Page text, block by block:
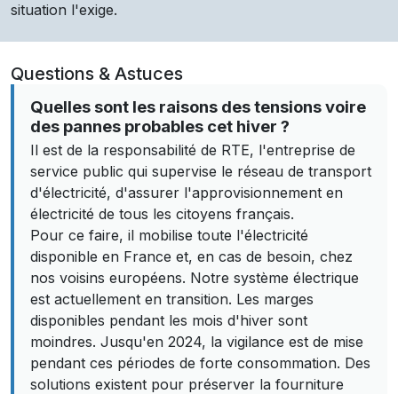
situation l'exige.
Questions & Astuces
Quelles sont les raisons des tensions voire
des pannes probables cet hiver ?
Il est de la responsabilité de RTE, l'entreprise de
service public qui supervise le réseau de transport
d'électricité, d'assurer l'approvisionnement en
électricité de tous les citoyens français.
Pour ce faire, il mobilise toute l'électricité
disponible en France et, en cas de besoin, chez
nos voisins européens. Notre système électrique
est actuellement en transition. Les marges
disponibles pendant les mois d'hiver sont
moindres. Jusqu'en 2024, la vigilance est de mise
pendant ces périodes de forte consommation. Des
solutions existent pour préserver la fourniture